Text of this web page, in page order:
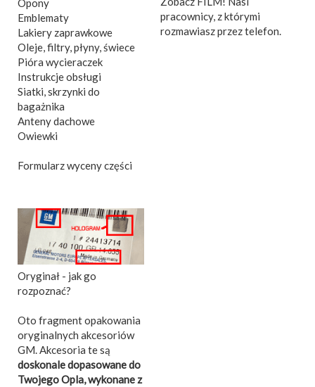
Opony
Emblematy
Lakiery zaprawkowe
Oleje, filtry, płyny, świece
Pióra wycieraczek
Instrukcje obsługi
Siatki, skrzynki do
bagażnika
Anteny dachowe
Owiewki
Formularz wyceny części
pracownicy, z którymi
rozmawiasz przez telefon.
Oryginał - jak go
rozpoznać?
Oto fragment opakowania
oryginalnych akcesoriów
GM. Akcesoria te są
doskonale dopasowane do
Twojego Opla, wykonane z